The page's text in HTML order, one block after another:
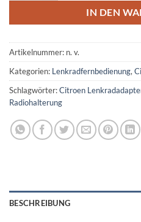
IN DEN
Artikelnummer: n. v.
Kategorien: Lenkradfernbedienung,
Schlagwörter:Citroen
Radiohalterung
BESCHREIBUNG